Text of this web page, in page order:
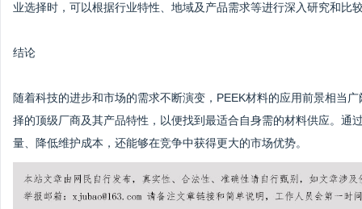
业选择时，可以根据行业特性、地域及产品需求等进行深入研究和比
结论
随着科技的进步和市场的需求不断演变，PEEK材料的应用前景相当
择的顶级厂商及其产品特性，以便找到最适合自身需的材料供应。通
量、降低维护成本，还能够在竞争中获得更大的市场优势。